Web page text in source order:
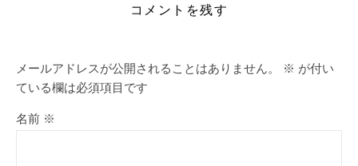
コメントを残す
メールアドレスが公開されることはありません。 ※ が付い
ている欄は必須項目です
名前 ※